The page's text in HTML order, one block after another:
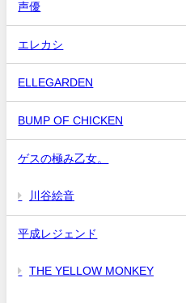
声優
エレカシ
ELLEGARDEN
BUMP OF CHICKEN
ゲスの極み乙女。
川谷絵音
平成レジェンド
THE YELLOW MONKEY